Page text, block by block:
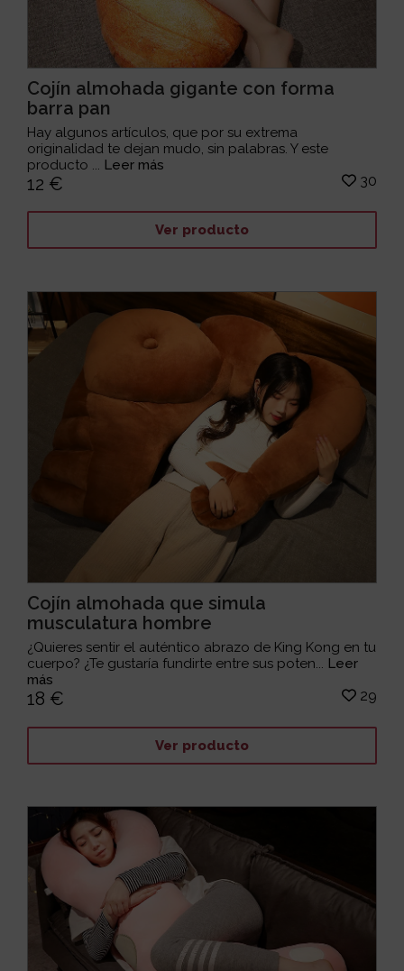
Cojín almohada gigante con forma
barra pan
Hay algunos artículos, que por su extrema
originalidad te dejan mudo, sin palabras. Y este
producto ... Leer más
12 € 30
Ver producto
Cojín almohada que simula
musculatura hombre
¿Quieres sentir el auténtico abrazo de King Kong en tu
cuerpo? ¿Te gustaría fundirte entre sus poten... Leer
más
18 € 29
Ver producto